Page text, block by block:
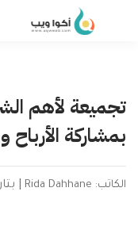
تجميعة لأهم
بمشاركة الأرباح
الكاتب: Rida Dahhane